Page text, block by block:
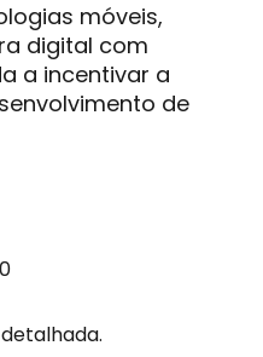
móveis,
digital com
a incentivar a
de